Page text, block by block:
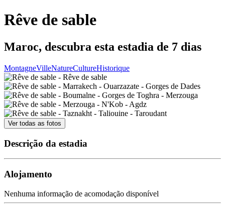
Rêve de sable
Maroc, descubra esta estadia de 7 dias
MontagneVilleNatureCultureHistorique
Ver todas as fotos
Descrição da estadia
Alojamento
Nenhuma informação de acomodação disponível